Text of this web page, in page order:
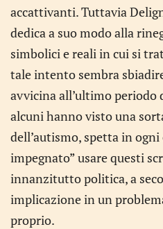
accattivanti. Tuttavia
dedica a suo modo alla
simbolici e reali in cui si
tale intento sembra
avvicina all’ultimo periodo
alcuni hanno visto una
dell’autismo, spetta in
impegnato” usare questi
innanzitutto politica, a
implicazione in un
proprio.